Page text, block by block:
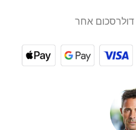
סכום אחר